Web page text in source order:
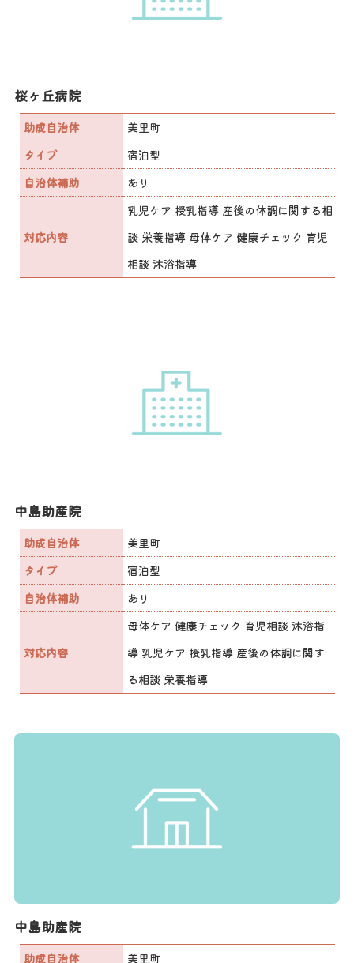
桜ヶ丘病院
助成自治体
美里町
タイプ
宿泊型
自治体補助
あり
対応内容
乳児ケア 授乳指導 産後の体調に関する相
談 栄養指導 母体ケア 健康チェック 育児
相談 沐浴指導
中島助産院
助成自治体
美里町
タイプ
宿泊型
自治体補助
あり
対応内容
母体ケア 健康チェック 育児相談 沐浴指
導 乳児ケア 授乳指導 産後の体調に関す
る相談 栄養指導
中島助産院
助成自治体
美里町